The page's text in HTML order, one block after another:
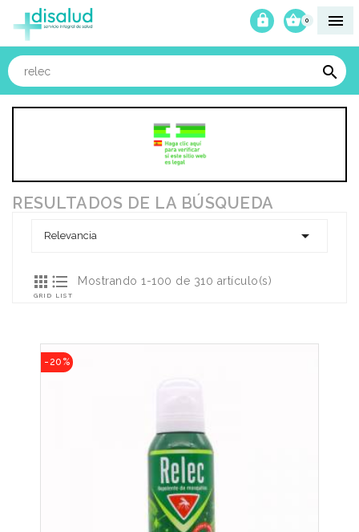

0



RESULTADOS DE LA BÚSQUEDA
Relevancia 

GRID

LIST
Mostrando 1-100 de 310 artículo(s)
-20%